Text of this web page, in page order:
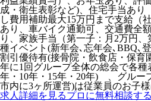
成・衛生表彰など)、住宅手当あり
し費用補助最大15万円まで支給（
あり、車バイク通勤可、交通費全
り、家族手当（第一子：月2万円
種イベント(新年会､忘年会､BBQ､
割引優待有(接骨院・飲食店・保育
年に1回グループ全体の総会で各
年・10年・15年・20年) 、グルー
市内に3ヶ所運営)は従業員のお子
求人詳細を見るプロに無料相談する